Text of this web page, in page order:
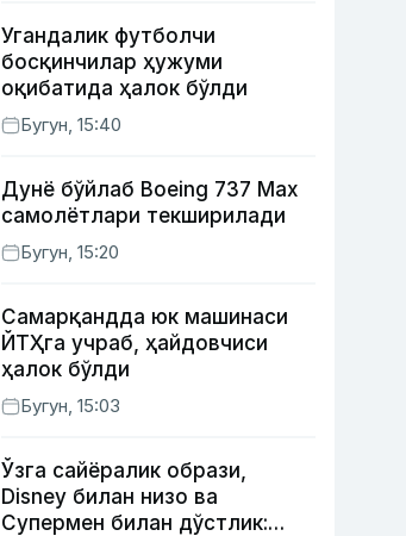
Угандалик футболчи
босқинчилар ҳужуми
оқибатида ҳалок бўлди
Бугун, 15:40
Дунё бўйлаб Boeing 737 Мах
самолётлари текширилади
Бугун, 15:20
Самарқандда юк машинаси
ЙТҲга учраб, ҳайдовчиси
ҳалок бўлди
Бугун, 15:03
Ўзга сайёралик образи,
Disney билан низо ва
Супермен билан дўстлик: